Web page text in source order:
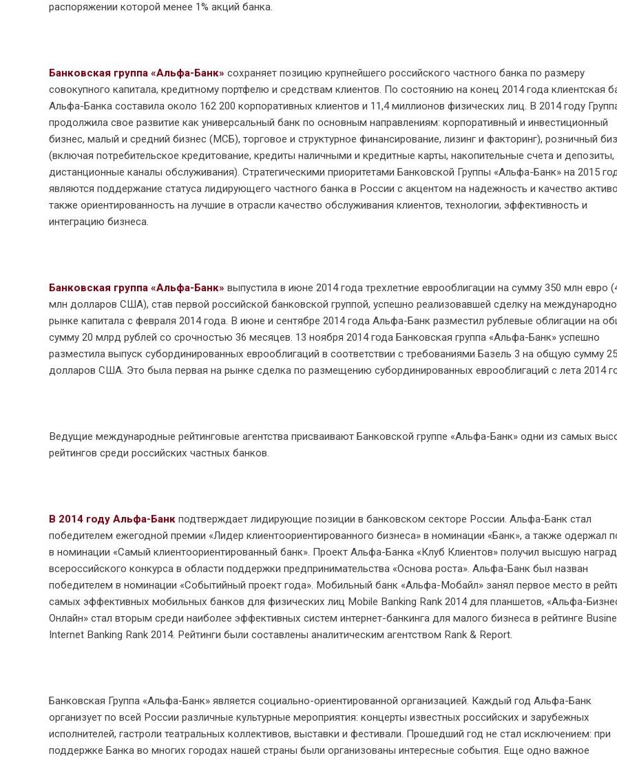
распоряжении которой менее 1% акций банка.
Банковская группа «Альфа-Банк» сохраняет позицию крупнейшего российского частного банка по размеру
совокупного капитала, кредитному портфелю и средствам клиентов. По состоянию на конец 2014 года клиентская
Альфа-Банка составила около 162 200 корпоративных клиентов и 11,4 миллионов физических лиц. В 2014 году
продолжила свое развитие как универсальный банк по основным направлениям: корпоративный и инвестиционный
бизнес, малый и средний бизнес (МСБ), торговое и структурное финансирование, лизинг и факторинг), розничный
(включая потребительское кредитование, кредиты наличными и кредитные карты, накопительные счета и депозиты,
дистанционные каналы обслуживания). Стратегическими приоритетами Банковской Группы «Альфа-Банк» на 2015
являются поддержание статуса лидирующего частного банка в России с акцентом на надежность и качество
также ориентированность на лучшие в отрасли качество обслуживания клиентов, технологии, эффективность и
интеграцию бизнеса.
Банковская группа «Альфа-Банк» выпустила в июне 2014 года трехлетние еврооблигации на сумму 350 млн евро
млн долларов США), став первой российской банковской группой, успешно реализовавшей сделку на
рынке капитала с февраля 2014 года. В июне и сентябре 2014 года Альфа-Банк разместил рублевые облигации на
сумму 20 млрд рублей со срочностью 36 месяцев. 13 ноября 2014 года Банковская группа «Альфа-Банк» успешно
разместила выпуск субординированных еврооблигаций в соответствии с требованиями Базель 3 на общую сумму
долларов США. Это была первая на рынке сделка по размещению субординированных еврооблигаций с лета 2014
Ведущие международные рейтинговые агентства присваивают Банковской группе «Альфа-Банк» одни из самых
рейтингов среди российских частных банков.
В 2014 году Альфа-Банкподтверждает лидирующие позиции в банковском секторе России. Альфа-Банк стал
победителем ежегодной премии «Лидер клиентоориентированного бизнеса» в номинации «Банк», а также одержал
в номинации «Самый клиентоориентированный банк». Проект Альфа-Банка «Клуб Клиентов» получил высшую
всероссийского конкурса в области поддержки предпринимательства «Основа роста». Альфа-Банк был назван
победителем в номинации «Событийный проект года». Мобильный банк «Альфа-Мобайл» занял первое место в
самых эффективных мобильных банков для физических лиц Mobile Banking Rank 2014 для планшетов, «Альфа-
Онлайн» стал вторым среди наиболее эффективных систем интернет-банкинга для малого бизнеса в рейтинге
Internet Banking Rank 2014. Рейтинги были составлены аналитическим агентством Rank & Report.
Банковская Группа «Альфа-Банк» является социально-ориентированной организацией. Каждый год Альфа-Банк
организует по всей России различные культурные мероприятия: концерты известных российских и зарубежных
исполнителей, гастроли театральных коллективов, выставки и фестивали. Прошедший год не стал исключением: при
поддержке Банка во многих городах нашей страны были организованы интересные события. Еще одно важное